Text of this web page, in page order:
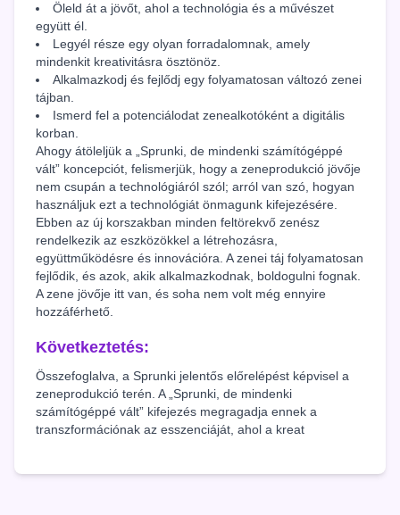
Öleld át a jövőt, ahol a technológia és a művészet
együtt él.
Legyél része egy olyan forradalomnak, amely
mindenkit kreativitásra ösztönöz.
Alkalmazkodj és fejlődj egy folyamatosan változó zenei
tájban.
Ismerd fel a potenciálodat zenealkotóként a digitális
korban.
Ahogy átöleljük a „Sprunki, de mindenki számítógéppé
vált” koncepciót, felismerjük, hogy a zeneprodukció jövője
nem csupán a technológiáról szól; arról van szó, hogyan
használjuk ezt a technológiát önmagunk kifejezésére.
Ebben az új korszakban minden feltörekvő zenész
rendelkezik az eszközökkel a létrehozásra,
együttműködésre és innovációra. A zenei táj folyamatosan
fejlődik, és azok, akik alkalmazkodnak, boldogulni fognak.
A zene jövője itt van, és soha nem volt még ennyire
hozzáférhető.
Következtetés:
Összefoglalva, a Sprunki jelentős előrelépést képvisel a
zeneprodukció terén. A „Sprunki, de mindenki
számítógéppé vált” kifejezés megragadja ennek a
transzformációnak az esszenciáját, ahol a kreat